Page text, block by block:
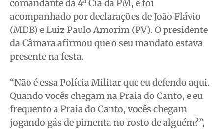
comandante da 4ª Cia da PM, e foi
acompanhado por declarações de João Flávio
(MDB) e Luiz Paulo Amorim (PV). O presidente
da Câmara afirmou que o seu mandato estava
presente na festa.
“Não é essa Polícia Militar que eu defendo aqui.
Quando vocês chegam na Praia do Canto, e eu
frequento a Praia do Canto, vocês chegam
jogando gás de pimenta no rosto de alguém?”,